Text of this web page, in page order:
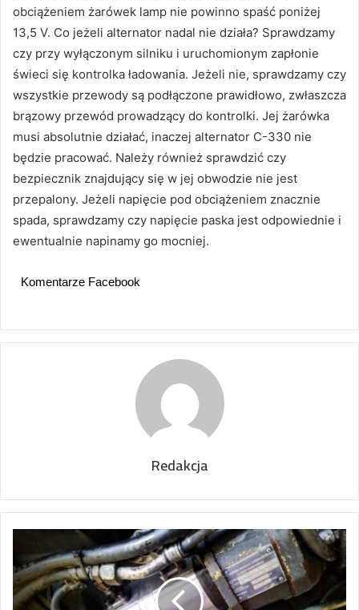
obciążeniem żarówek lamp nie powinno spaść poniżej
13,5 V. Co jeżeli alternator nadal nie działa? Sprawdzamy
czy przy wyłączonym silniku i uruchomionym zapłonie
świeci się kontrolka ładowania. Jeżeli nie, sprawdzamy czy
wszystkie przewody są podłączone prawidłowo, zwłaszcza
brązowy przewód prowadzący do kontrolki. Jej żarówka
musi absolutnie działać, inaczej alternator C-330 nie
będzie pracować. Należy również sprawdzić czy
bezpiecznik znajdujący się w jej obwodzie nie jest
przepalony. Jeżeli napięcie pod obciążeniem znacznie
spada, sprawdzamy czy napięcie paska jest odpowiednie i
ewentualnie napinamy go mocniej.
Komentarze Facebook
Redakcja